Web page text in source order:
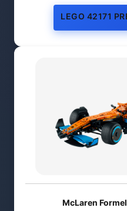
LEGO 42171
McLaren